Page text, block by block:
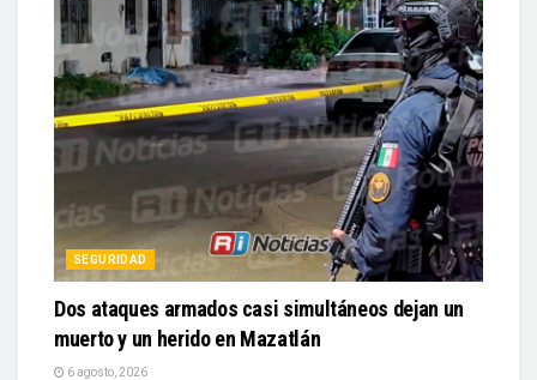
SEGURIDAD
Dos ataques armados casi simultáneos dejan un
muerto y un herido en Mazatlán
6 agosto, 2026